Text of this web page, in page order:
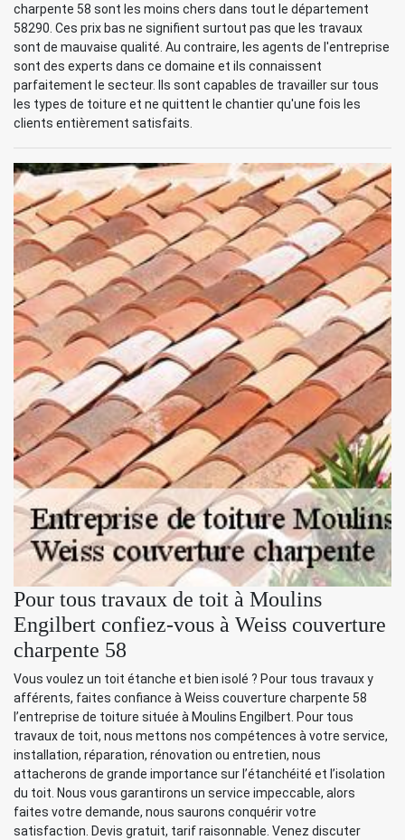
charpente 58 sont les moins chers dans tout le département
58290. Ces prix bas ne signifient surtout pas que les travaux
sont de mauvaise qualité. Au contraire, les agents de l'entreprise
sont des experts dans ce domaine et ils connaissent
parfaitement le secteur. Ils sont capables de travailler sur tous
les types de toiture et ne quittent le chantier qu'une fois les
clients entièrement satisfaits.
Pour tous travaux de toit à Moulins
Engilbert confiez-vous à Weiss couverture
charpente 58
Vous voulez un toit étanche et bien isolé ? Pour tous travaux y
afférents, faites confiance à Weiss couverture charpente 58
l’entreprise de toiture située à Moulins Engilbert. Pour tous
travaux de toit, nous mettons nos compétences à votre service,
installation, réparation, rénovation ou entretien, nous
attacherons de grande importance sur l’étanchéité et l’isolation
du toit. Nous vous garantirons un service impeccable, alors
faites votre demande, nous saurons conquérir votre
satisfaction. Devis gratuit, tarif raisonnable. Venez discuter